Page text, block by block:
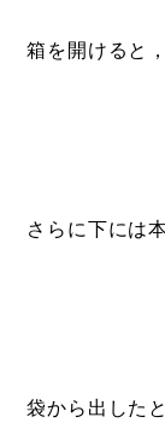
箱を開けると
さらに下には
袋から出した